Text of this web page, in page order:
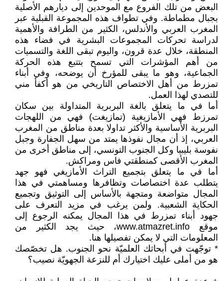
البعض من تلك الفروع مع الموحدين إلى ديارهم الأصلية
بجبال مطماطة. وفي تطواف هذه المجموعة القبلية عبر
المغرب العربي والأندلس، الكثير من الطرافة والأهمية
لدراسة تحركات المجموعات البشرية في فضاء هذه
المنطقة، خلال عدة قرون، واليوم تبقى اللغة والتسميات
من أهم المؤشرات التي تسمح بتتبع هذه الحركة
الجماعية، وهو ما يبقى للمؤرخ أن يوضحه، وفي أبناء
تمزرط من أهل الاختصاص التاريخي من هو أكفأ مني
للتصدي لهذا العمل.
أما في ما يتعلق بالغة البربرية المتداولة بين سكان
تمرزط فهي الأمازيغية (تمازيغت) فهي من اللهجات
البربرية الأساسية والأكثر تداولا بعدة مناطق من المغرب
العربي، إذ أن مجال نفوذها يمتد من سهل الجفارة وجبل
نفوسة بليبيا وكل الجنوب التونسي، إلى مناطق أخرى من
المغرب الأقصى كمنطقتي فاس ومراكش.
أما في ما يتعلق بتجميع التراث الأمازيغي فهو جهد
يتطلب عدة اختصاصات وتظافرها ومساهمتي في هذا
المجال متواضعة ومتجهة بالأساس إلى التوثيق وتجميع
الحكاية الشعبية. ولمن يرغب في مزيد التعرف على
جهود أبناء تمزرط في هذا المجال يمكنه الرجوع إلى
موقع www.atmazret.info، حيث يجد الكثير من
المعلومات التي لا يمكن تفصيلها هنا.
* توجّهت في أبحاثك العلميّة نحو الجنوب. هل تخصّصك
هو من أملى عليك اختيارك أم للنزعة الجهويّة نصيب؟